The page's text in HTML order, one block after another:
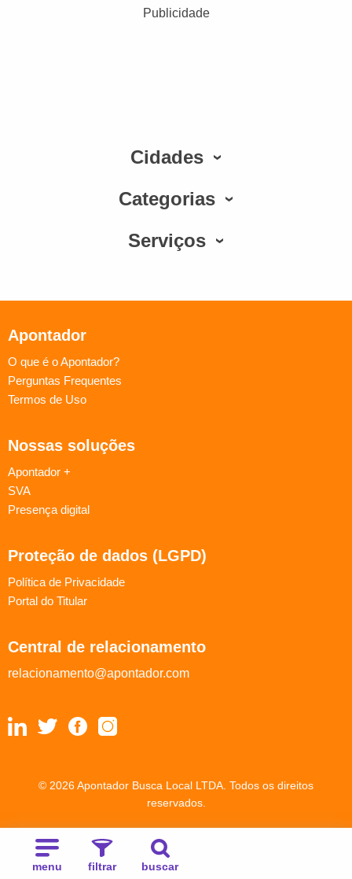
menu filtrar buscar
Publicidade
Cidades
Categorias
Serviços
Apontador
O que é o Apontador?
Perguntas Frequentes
Termos de Uso
Nossas soluções
Apontador +
SVA
Presença digital
Proteção de dados (LGPD)
Política de Privacidade
Portal do Titular
Central de relacionamento
relacionamento@apontador.com
© 2026 Apontador Busca Local LTDA. Todos os direitos
reservados.